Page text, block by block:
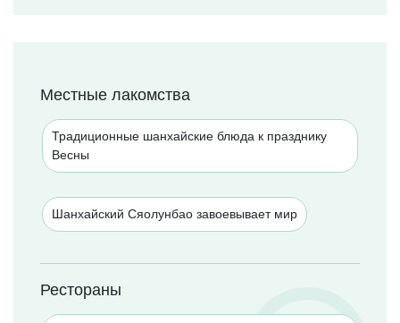
Местные лакомства
Традиционные шанхайские блюда к празднику
Весны
Шанхайский Сяолунбао завоевывает мир
Рестораны